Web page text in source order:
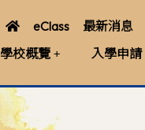
eClass 最新消息
學校概覽
入學申請